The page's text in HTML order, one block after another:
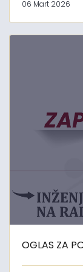
06 Mart 2026
OGLAS ZA